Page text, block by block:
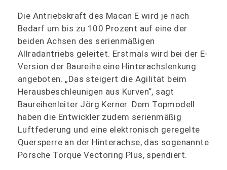
Die Antriebskraft des Macan E wird je nach
Bedarf um bis zu 100 Prozent auf eine der
beiden Achsen des serienmäßigen
Allradantriebs geleitet. Erstmals wird bei der E-
Version der Baureihe eine Hinterachslenkung
angeboten. „Das steigert die Agilität beim
Herausbeschleunigen aus Kurven“, sagt
Baureihenleiter Jörg Kerner. Dem Topmodell
haben die Entwickler zudem serienmäßig
Luftfederung und eine elektronisch geregelte
Quersperre an der Hinterachse, das sogenannte
Porsche Torque Vectoring Plus, spendiert.